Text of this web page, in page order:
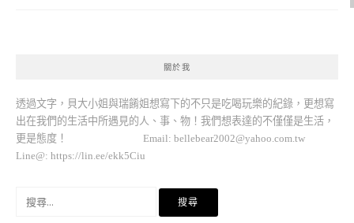
關於我
透過文字，貝大小姐與瑞餚姐想寫下的不只是吃喝玩樂的紀錄，更想寫
出在我們的生活中所遇見的人、事、物！我們想表達的不僅僅是生活，
更是態度！ Email: bellebear2002@yahoo.com.tw
Line@: https://lin.ee/ekk5Ciu